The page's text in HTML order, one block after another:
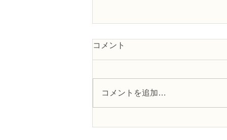
コメント
コメントを追加…